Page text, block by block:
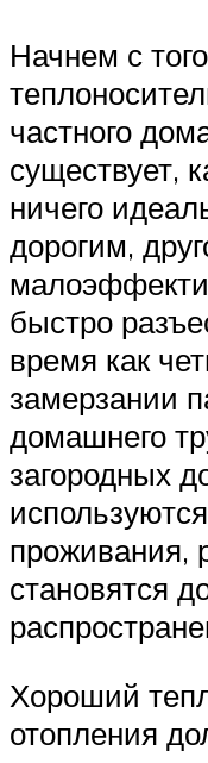
Начнем с
частного
существует,
ничего
дорогим,
быстро
время как
замерзании
домашнего
загородных
проживания,
становятся
Хороший
отопления